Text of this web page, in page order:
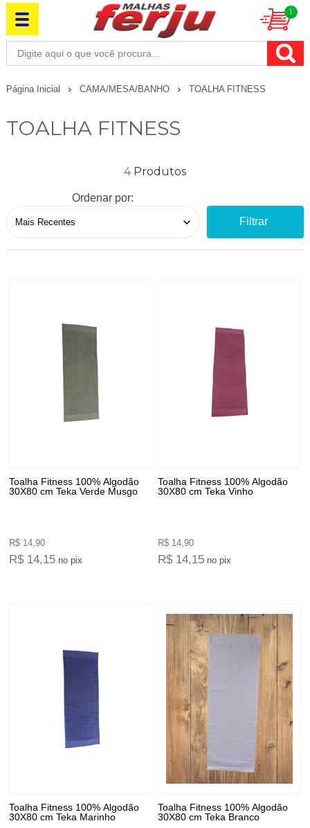
1
Página Inicial CAMA/MESA/BANHO TOALHA FITNESS
TOALHA FITNESS
4
Ordenar por:
Filtrar
Toalha Fitness 100% Algodão
30X80 cm Teka Verde Musgo
R$ 14,90
R$ 14,15 no pix
Toalha Fitness 100% Algodão
30X80 cm Teka Vinho
R$ 14,90
R$ 14,15 no pix
Toalha Fitness 100% Algodão
30X80 cm Teka Marinho
Toalha Fitness 100% Algodão
30X80 cm Teka Branco